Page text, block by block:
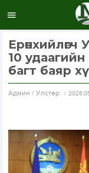
10
багт баяр
Aдмин / Улстөр